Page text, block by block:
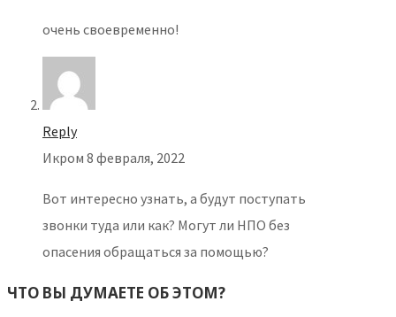
очень своевременно!
Reply
Икром 8 февраля, 2022
Вот интересно узнать, а будут поступать
звонки туда или как? Могут ли НПО без
опасения обращаться за помощью?
ЧТО ВЫ ДУМАЕТЕ ОБ ЭТОМ?